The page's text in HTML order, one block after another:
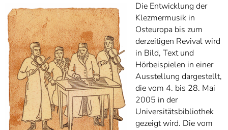
Die Entwicklung der
Klezmermusik in
Osteuropa bis zum
derzeitigen Revival wird
in Bild, Text und
Hörbeispielen in einer
Ausstellung dargestellt,
die vom 4. bis 28. Mai
2005 in der
Universitätsbibliothek
gezeigt wird. Die vom